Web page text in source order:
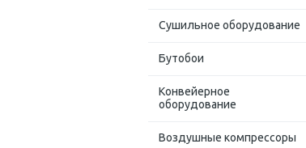
Сушильное оборудование
Бутобои
Конвейерное
оборудование
Воздушные компрессоры